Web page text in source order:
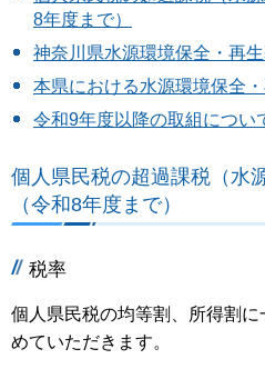
8年度まで）
神奈川県水源環境保全・再
本県における水源環境保全
令和9年度以降の取組につい
個人県民税の超過課税（水
（令和8年度まで）
税率
個人県民税の均等割、所得割
めていただきます。